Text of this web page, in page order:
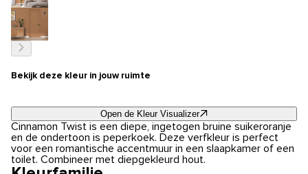
Bekijk deze kleur in jouw ruimte
Open de Kleur Visualizer
Cinnamon Twist is een diepe, ingetogen bruine suikeroranje
en de ondertoon is peperkoek. Deze verfkleur is perfect
voor een romantische accentmuur in een slaapkamer of een
toilet. Combineer met diepgekleurd hout.